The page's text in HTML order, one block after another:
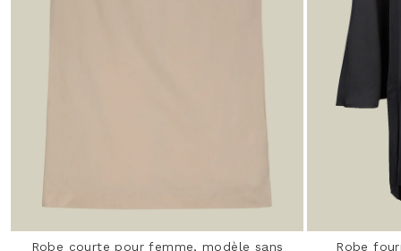
Robe courte pour femme, modèle sans
Robe